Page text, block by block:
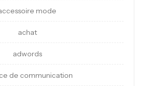
mode
achat
adwords
de communication